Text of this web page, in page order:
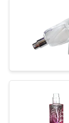
POLICY